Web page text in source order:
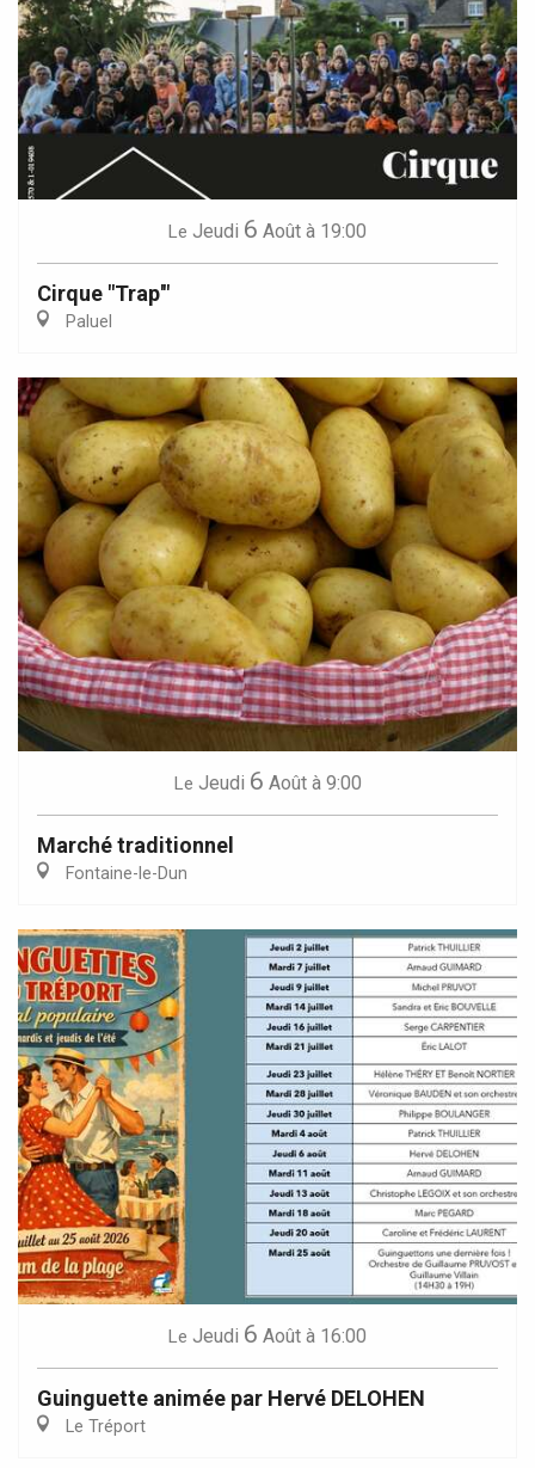
Le Jeudi 6 Août à 19:00
Cirque "Trap'"
Paluel
Le Jeudi 6 Août à 9:00
Marché traditionnel
Fontaine-le-Dun
Le Jeudi 6 Août à 16:00
Guinguette animée par Hervé DELOHEN
Le Tréport